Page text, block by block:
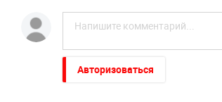
Авторизоваться